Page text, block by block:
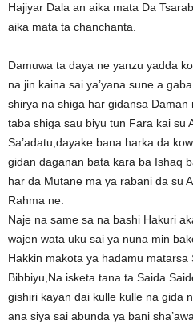
Hajiyar Dala an aika mata Da
aika mata ta chanchanta.
Damuwa ta daya ne yanzu yadda
na jin kaina sai ya’yana sune a
shirya na shiga har gidansa
taba shiga sau biyu tun Fara kai su
Sa’adatu,dayake bana harka da
gidan daganan bata kara ba Ishaq
har da Mutane ma ya rabani da su
Rahma ne.
Naje na same sa na bashi Hakuri
wajen wata uku sai ya nuna min
Hakkin makota ya hadamu matarsa
Bibbiyu,Na isketa tana ta Saida
gishiri kayan dai kulle kulle na gida
ana siya sai abunda ya bani